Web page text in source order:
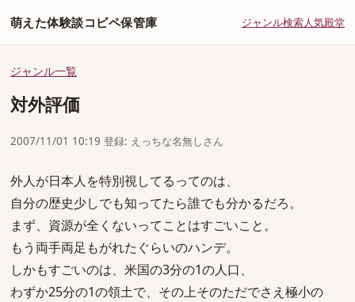
萌えた体験談コピペ保管庫 ジャンル検索人気殿堂
ジャンル一覧
対外評価
2007/11/01 10:19 登録: えっちな名無しさん
外人が日本人を特別視してるってのは、
自分の歴史少しでも知ってたら誰でも分かるだろ。
まず、資源が全くないってことはすごいこと。
もう両手両足もがれたぐらいのハンデ。
しかもすごいのは、米国の3分の1の人口、
わずか25分の1の領土で、その上そのただでさえ極小の